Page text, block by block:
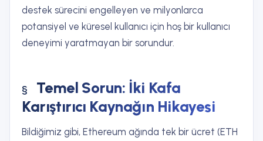
destek sürecini engelleyen ve milyonlarca
potansiyel ve küresel kullanıcı için hoş bir kullanıcı
deneyimi yaratmayan bir sorundur.
Temel Sorun: İki Kafa
Karıştırıcı Kaynağın Hikayesi
Bildiğimiz gibi, Ethereum ağında tek bir ücret (ETH